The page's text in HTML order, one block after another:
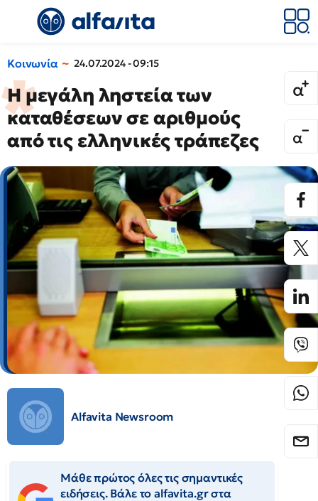
Κοινωνία 24.07.2024 - 09:15
Η μεγάλη ληστεία των
καταθέσεων σε αριθμούς
από τις ελληνικές τράπεζες
Alfavita Newsroom
Μάθε πρώτος όλες τις σημαντικές
ειδήσεις. Βάλε το alfavita.gr στα